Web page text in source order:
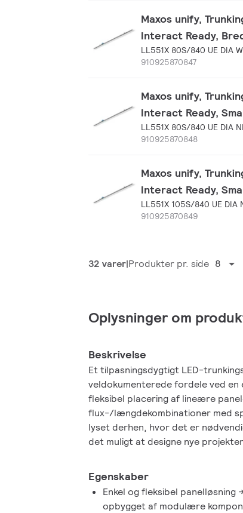
Maxos unify,
Interact Ready,
LL551X 80S/840 UE DIA
910925870847
Maxos unify,
Interact Ready,
LL551X 80S/840 UE DIA
910925870848
Maxos unify,
Interact Ready,
LL551X 105S/840 UE DIA
910925870849
32 varer Produkter pr. side 8
Oplysninger om
Beskrivelse
Et tilpasningsdygtigt LED-
veldokumenterede fordele ved en
fleksibel placering af lineære
flux-/længdekombinationer med
lyset derhen, hvor det er
det muligt at designe nye
eftermonteringsmulighed for
er en fuldt opdateret applikation
for moderne belysning Nu, og i
Egenskaber
Enkel og fleksibel panelløsning
opbygget af modulære